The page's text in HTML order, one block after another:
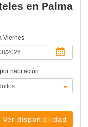
en Palma
Viernes
habitación
Ver disponibilidad